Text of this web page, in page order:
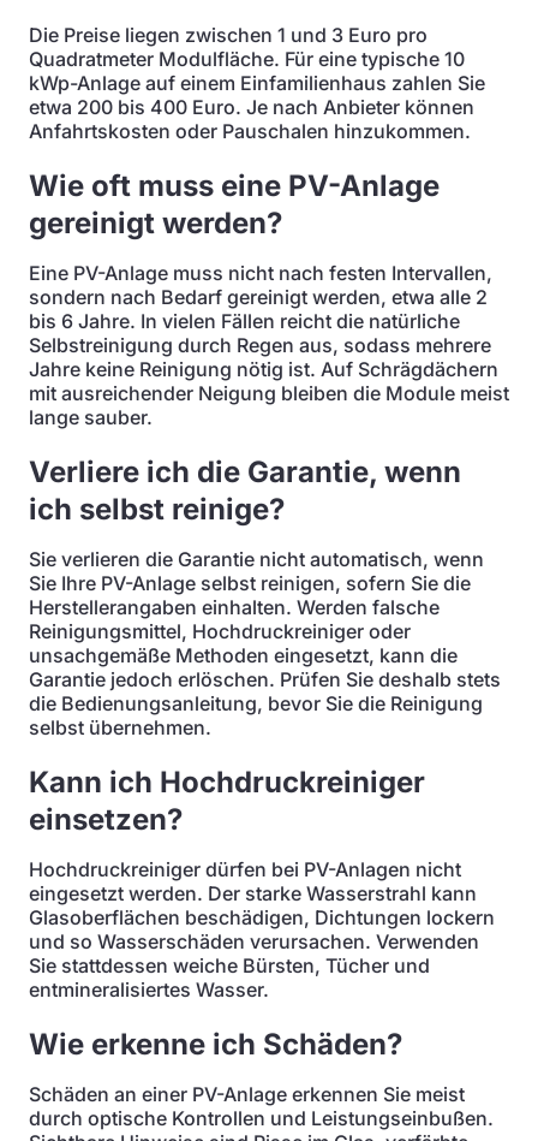
Die Preise liegen zwischen 1 und 3 Euro pro
Quadratmeter Modulfläche. Für eine typische 10
kWp-Anlage auf einem Einfamilienhaus zahlen Sie
etwa 200 bis 400 Euro. Je nach Anbieter können
Anfahrtskosten oder Pauschalen hinzukommen.
Wie oft muss eine PV-Anlage
gereinigt werden?
Eine PV-Anlage muss nicht nach festen Intervallen,
sondern nach Bedarf gereinigt werden, etwa alle 2
bis 6 Jahre. In vielen Fällen reicht die natürliche
Selbstreinigung durch Regen aus, sodass mehrere
Jahre keine Reinigung nötig ist. Auf Schrägdächern
mit ausreichender Neigung bleiben die Module meist
lange sauber.
Verliere ich die Garantie, wenn
ich selbst reinige?
Sie verlieren die Garantie nicht automatisch, wenn
Sie Ihre PV-Anlage selbst reinigen, sofern Sie die
Herstellerangaben einhalten. Werden falsche
Reinigungsmittel, Hochdruckreiniger oder
unsachgemäße Methoden eingesetzt, kann die
Garantie jedoch erlöschen. Prüfen Sie deshalb stets
die Bedienungsanleitung, bevor Sie die Reinigung
selbst übernehmen.
Kann ich Hochdruckreiniger
einsetzen?
Hochdruckreiniger dürfen bei PV-Anlagen nicht
eingesetzt werden. Der starke Wasserstrahl kann
Glasoberflächen beschädigen, Dichtungen lockern
und so Wasserschäden verursachen. Verwenden
Sie stattdessen weiche Bürsten, Tücher und
entmineralisiertes Wasser.
Wie erkenne ich Schäden?
Schäden an einer PV-Anlage erkennen Sie meist
durch optische Kontrollen und Leistungseinbußen.